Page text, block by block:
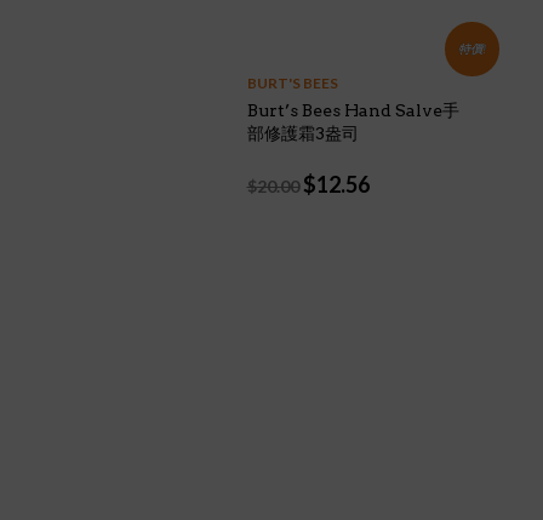
特價!
BURT'S BEES
Burt’s Bees Hand Salve手
部修護霜3盎司
$20.00 Original
$12.56Current